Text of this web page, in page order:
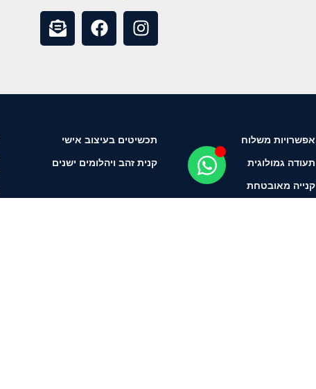
אפשרויות משלוח
תעודה גמולוגית
קנייה מאובטחת
תכשיטים בעיצוב אישי
קנית זהב ויהלומים ישנים